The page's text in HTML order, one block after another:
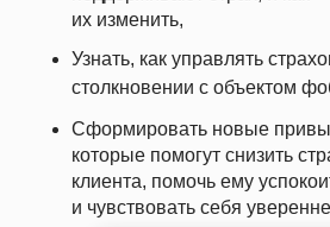
их изменить,
Узнать, как управлять
столкновении с объектом
Сформировать новые
которые помогут снизить
клиента, помочь ему
и чувствовать себя